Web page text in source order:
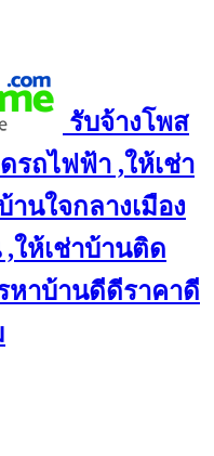
รับจ้างโพส
รถไฟฟ้า ,ให้เช่า
นใจกลางเมือง
,ให้เช่าบ้านติด
หาบ้านดีดีราคาดี